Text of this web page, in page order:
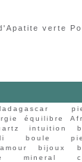
verte
équilibre
intuition
boule
amour bijoux
mineral